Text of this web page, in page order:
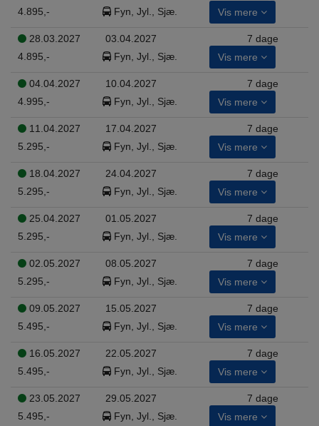
4.895,-
Fyn, Jyl., Sjæ. Vis mere
28.03.2027 03.04.2027
7 dage
4.895,-
Fyn, Jyl., Sjæ. Vis mere
04.04.2027 10.04.2027
7 dage
4.995,-
Fyn, Jyl., Sjæ. Vis mere
11.04.2027 17.04.2027
7 dage
5.295,-
Fyn, Jyl., Sjæ. Vis mere
18.04.2027 24.04.2027
7 dage
5.295,-
Fyn, Jyl., Sjæ. Vis mere
25.04.2027 01.05.2027
7 dage
5.295,-
Fyn, Jyl., Sjæ. Vis mere
02.05.2027 08.05.2027
7 dage
5.295,-
Fyn, Jyl., Sjæ. Vis mere
09.05.2027 15.05.2027
7 dage
5.495,-
Fyn, Jyl., Sjæ. Vis mere
16.05.2027 22.05.2027
7 dage
5.495,-
Fyn, Jyl., Sjæ. Vis mere
23.05.2027 29.05.2027
7 dage
5.495,-
Fyn, Jyl., Sjæ. Vis mere